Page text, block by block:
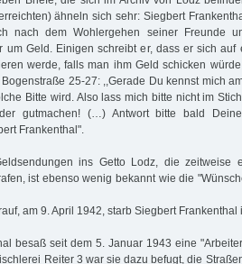
ähneln sich sehr: Siegbert
nach dem Wohlergehen seiner Freunde
um Geld. Einigen schreibt er, dass er sich auf
werde, falls man ihm Geld schicken
25-27: ,,Gerade Du kennst mich
Bitte wird. Also lass mich bitte nicht im
gutmachen! (…) Antwort bitte bald
Frankenthal".
ins Getto Lodz, die zeitweise
ist ebenso wenig bekannt wie die
am 9. April 1942, starb Siegbert Frankenthal
besaß seit dem 5. Januar 1943 eine
Reiter 3 war sie dazu befugt, die